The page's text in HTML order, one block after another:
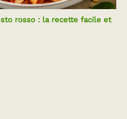
rosso : la recette facile et